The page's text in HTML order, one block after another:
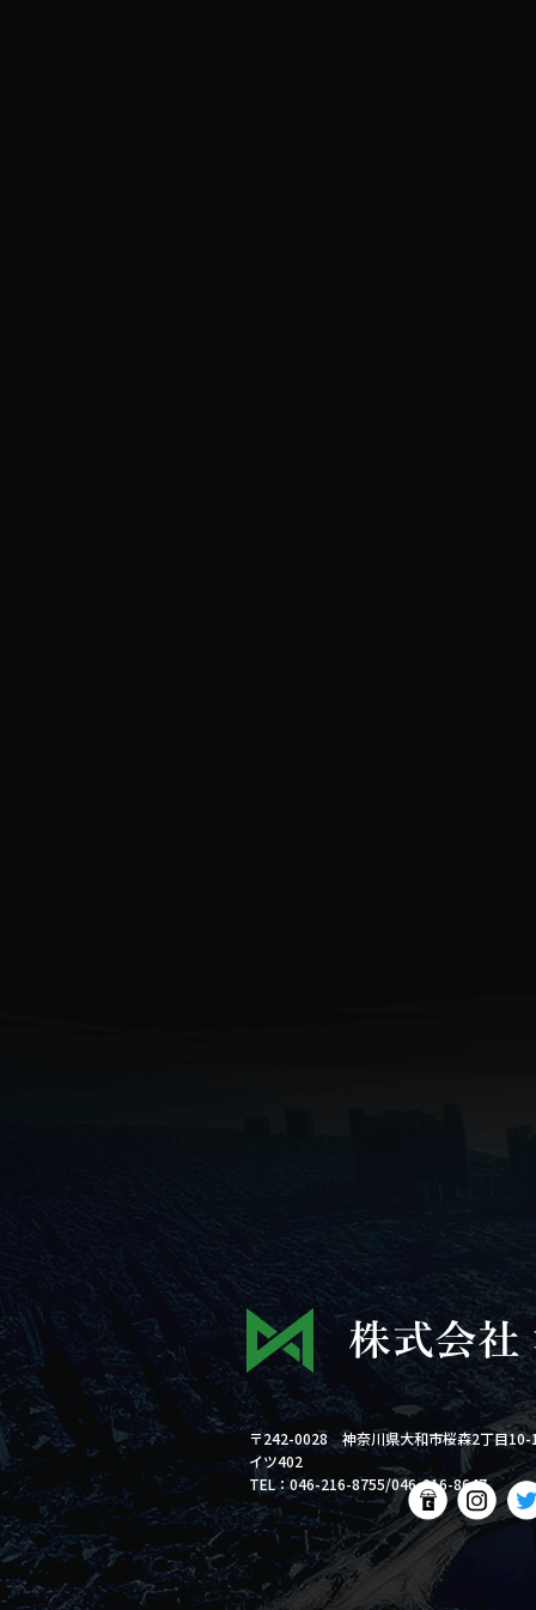
〒242-0028 神奈川県大和市桜森2丁目10-
イツ402
TEL：046-216-8755/046-216-8647